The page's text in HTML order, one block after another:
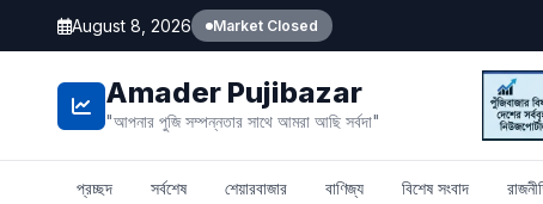
August 8, 2026 Market Closed
Amader Pujibazar
"আপনার পুজি সম্পন্নতার সাথে আমরা আছি সর্বদা"
প্রচ্ছদ সর্বশেষ শেয়ারবাজার বাণিজ্য বিশেষ সংবাদ